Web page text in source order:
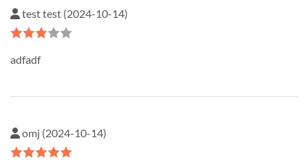
test test (2024-10-14)
adfadf
omj (2024-10-14)